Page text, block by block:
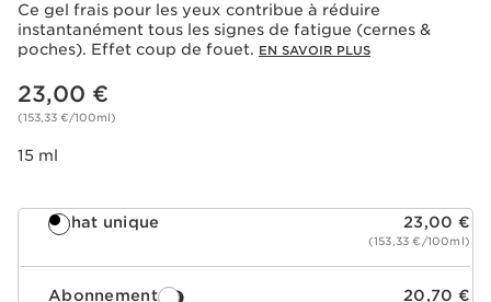
Ce gel frais pour les yeux contribue à réduire
instantanément tous les signes de fatigue (cernes &
poches). Effet coup de fouet. EN SAVOIR PLUS
Nouveau prix 23,00 €
23,00 €
(153,33 €/100ml)
15 ml
Achat unique 23,00 €
(153,33 €/100ml)
Abonnement 20,70 €